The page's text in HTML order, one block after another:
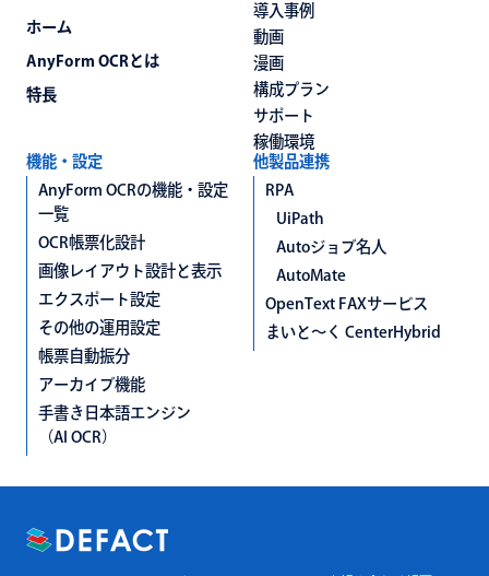
ホーム
AnyForm OCRとは
特長
機能・設定
AnyForm OCRの機能・設定
一覧
OCR帳票化設計
画像レイアウト設計と表示
エクスポート設定
その他の運用設定
帳票自動振分
アーカイブ機能
手書き日本語エンジン
（AI OCR）
他製品連携
RPA
UiPath
Autoジョブ名人
AutoMate
OpenText FAXサービス
まいと〜く CenterHybrid
導入事例
動画
漫画
構成プラン
サポート
稼働環境